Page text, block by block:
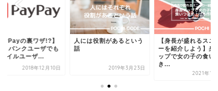
は役割があるという
2019年3月23日
【身長が盛れるスニーカ
ーを紹介しよう】身長ア
【PayPayの裏ワザ
ソフトバンクユーザ
Yモバイルユーザ...